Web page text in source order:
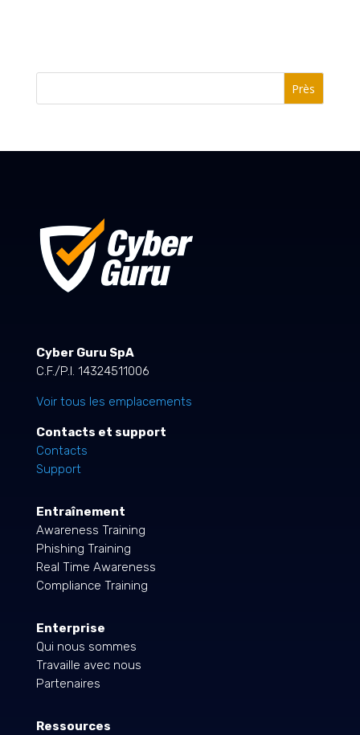
Près
Cyber Guru SpA
C.F./P.I. 14324511006
Voir tous les emplacements
Contacts et support
Contacts
Support
Entraînement
Awareness Training
Phishing Training
Real Time Awareness
Compliance Training
Enterprise
Qui nous sommes
Travaille avec nous
Partenaires
Ressources